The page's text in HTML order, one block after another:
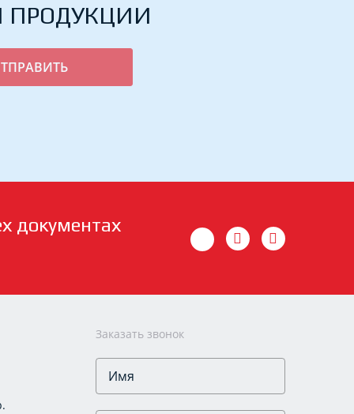
ПРОДУКЦИИ
документах
Заказать звонок